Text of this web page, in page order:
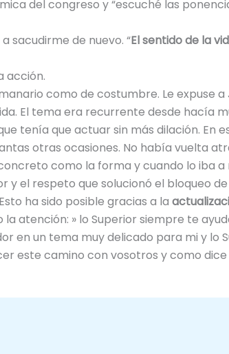
del congreso y “escuché las
sacudirme de nuevo. “El sentido de la
acción.
como de costumbre. Le expuse
El tema era recurrente desde hacía
tenía que actuar sin más dilación. En
otras ocasiones. No había vuelta
como la forma y cuando lo iba
y el respeto que solucionó el bloqueo
ha sido posible gracias a la
atención: » lo Superior siempre te
en un tema muy delicado para mi y lo
este camino con vosotros y como dice